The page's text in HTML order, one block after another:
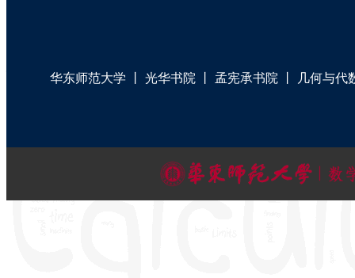
华东师范大学 光华书院 孟宪承书院 几何与代